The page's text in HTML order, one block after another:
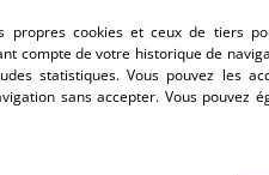
propres cookies et ceux de tiers
compte de votre historique de
statistiques. Vous pouvez les
sans accepter. Vous pouvez